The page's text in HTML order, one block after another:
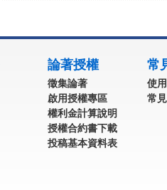
論著授權
徵集論著
啟用授權專區
權利金計算說明
授權合約書下載
投稿基本資料表
常
使
常